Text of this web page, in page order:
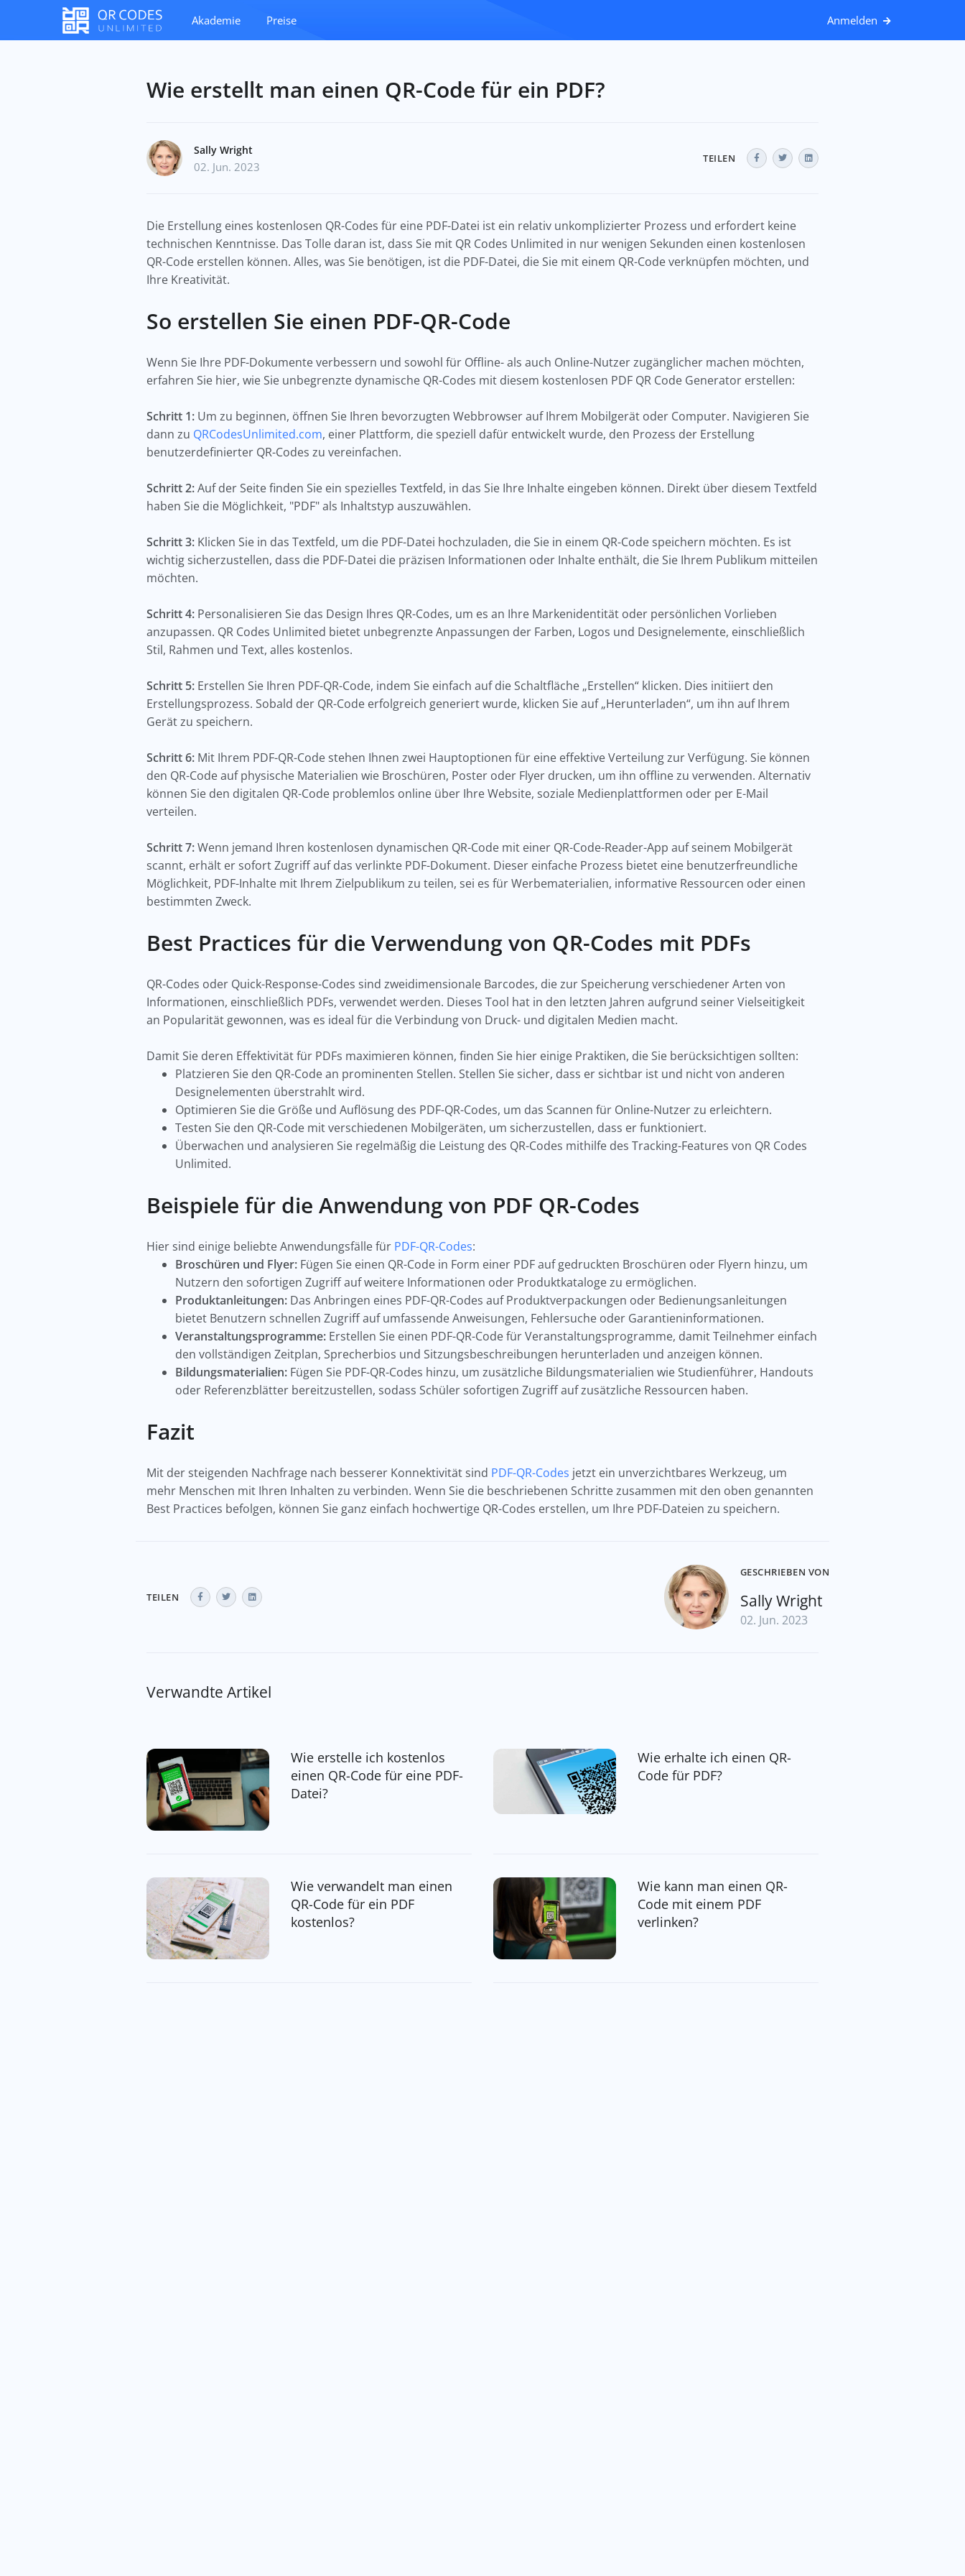
Akademie Preise Anmelden
Wie erstellt man einen QR-Code für ein PDF?
Sally Wright
02. Jun. 2023
TEILEN
Die Erstellung eines kostenlosen QR-Codes für eine PDF-Datei ist ein relativ unkomplizierter Prozess und erfordert keine
technischen Kenntnisse. Das Tolle daran ist, dass Sie mit QR Codes Unlimited in nur wenigen Sekunden einen kostenlosen
QR-Code erstellen können. Alles, was Sie benötigen, ist die PDF-Datei, die Sie mit einem QR-Code verknüpfen möchten, und
Ihre Kreativität.
So erstellen Sie einen PDF-QR-Code
Wenn Sie Ihre PDF-Dokumente verbessern und sowohl für Offline- als auch Online-Nutzer zugänglicher machen möchten,
erfahren Sie hier, wie Sie unbegrenzte dynamische QR-Codes mit diesem kostenlosen PDF QR Code Generator erstellen:
Schritt 1: Um zu beginnen, öffnen Sie Ihren bevorzugten Webbrowser auf Ihrem Mobilgerät oder Computer. Navigieren Sie
dann zu QRCodesUnlimited.com, einer Plattform, die speziell dafür entwickelt wurde, den Prozess der Erstellung
benutzerdefinierter QR-Codes zu vereinfachen.
Schritt 2:Auf der Seite finden Sie ein spezielles Textfeld, in das Sie Ihre Inhalte eingeben können. Direkt über diesem Textfeld
haben Sie die Möglichkeit, "PDF" als Inhaltstyp auszuwählen.
Schritt 3: Klicken Sie in das Textfeld, um die PDF-Datei hochzuladen, die Sie in einem QR-Code speichern möchten. Es ist
wichtig sicherzustellen, dass die PDF-Datei die präzisen Informationen oder Inhalte enthält, die Sie Ihrem Publikum mitteilen
möchten.
Schritt 4: Personalisieren Sie das Design Ihres QR-Codes, um es an Ihre Markenidentität oder persönlichen Vorlieben
anzupassen. QR Codes Unlimited bietet unbegrenzte Anpassungen der Farben, Logos und Designelemente, einschließlich
Stil, Rahmen und Text, alles kostenlos.
Schritt 5: Erstellen Sie Ihren PDF-QR-Code, indem Sie einfach auf die Schaltfläche „Erstellen“ klicken. Dies initiiert den
Erstellungsprozess. Sobald der QR-Code erfolgreich generiert wurde, klicken Sie auf „Herunterladen“, um ihn auf Ihrem
Gerät zu speichern.
Schritt 6: Mit Ihrem PDF-QR-Code stehen Ihnen zwei Hauptoptionen für eine effektive Verteilung zur Verfügung. Sie können
den QR-Code auf physische Materialien wie Broschüren, Poster oder Flyer drucken, um ihn offline zu verwenden. Alternativ
können Sie den digitalen QR-Code problemlos online über Ihre Website, soziale Medienplattformen oder per E-Mail
verteilen.
Schritt 7:Wenn jemand Ihren kostenlosen dynamischen QR-Code mit einer QR-Code-Reader-App auf seinem Mobilgerät
scannt, erhält er sofort Zugriff auf das verlinkte PDF-Dokument. Dieser einfache Prozess bietet eine benutzerfreundliche
Möglichkeit, PDF-Inhalte mit Ihrem Zielpublikum zu teilen, sei es für Werbematerialien, informative Ressourcen oder einen
bestimmten Zweck.
Best Practices für die Verwendung von QR-Codes mit PDFs
QR-Codes oder Quick-Response-Codes sind zweidimensionale Barcodes, die zur Speicherung verschiedener Arten von
Informationen, einschließlich PDFs, verwendet werden. Dieses Tool hat in den letzten Jahren aufgrund seiner Vielseitigkeit
an Popularität gewonnen, was es ideal für die Verbindung von Druck- und digitalen Medien macht.
Damit Sie deren Effektivität für PDFs maximieren können, finden Sie hier einige Praktiken, die Sie berücksichtigen sollten:
Platzieren Sie den QR-Code an prominenten Stellen. Stellen Sie sicher, dass er sichtbar ist und nicht von anderen
Designelementen überstrahlt wird.
Optimieren Sie die Größe und Auflösung des PDF-QR-Codes, um das Scannen für Online-Nutzer zu erleichtern.
Testen Sie den QR-Code mit verschiedenen Mobilgeräten, um sicherzustellen, dass er funktioniert.
Überwachen und analysieren Sie regelmäßig die Leistung des QR-Codes mithilfe des Tracking-Features von QR Codes
Unlimited.
Beispiele für die Anwendung von PDF QR-Codes
Hier sind einige beliebte Anwendungsfälle für PDF-QR-Codes:
Broschüren und Flyer: Fügen Sie einen QR-Code in Form einer PDF auf gedruckten Broschüren oder Flyern hinzu, um
Nutzern den sofortigen Zugriff auf weitere Informationen oder Produktkataloge zu ermöglichen.
Produktanleitungen: Das Anbringen eines PDF-QR-Codes auf Produktverpackungen oder Bedienungsanleitungen
bietet Benutzern schnellen Zugriff auf umfassende Anweisungen, Fehlersuche oder Garantieninformationen.
Veranstaltungsprogramme: Erstellen Sie einen PDF-QR-Code für Veranstaltungsprogramme, damit Teilnehmer einfach
den vollständigen Zeitplan, Sprecherbios und Sitzungsbeschreibungen herunterladen und anzeigen können.
Bildungsmaterialien: Fügen Sie PDF-QR-Codes hinzu, um zusätzliche Bildungsmaterialien wie Studienführer, Handouts
oder Referenzblätter bereitzustellen, sodass Schüler sofortigen Zugriff auf zusätzliche Ressourcen haben.
Fazit
Mit der steigenden Nachfrage nach besserer Konnektivität sind PDF-QR-Codes jetzt ein unverzichtbares Werkzeug, um
mehr Menschen mit Ihren Inhalten zu verbinden. Wenn Sie die beschriebenen Schritte zusammen mit den oben genannten
Best Practices befolgen, können Sie ganz einfach hochwertige QR-Codes erstellen, um Ihre PDF-Dateien zu speichern.
TEILEN
GESCHRIEBEN VON
Sally Wright
02. Jun. 2023
Verwandte Artikel
Wie erstelle ich kostenlos
einen QR-Code für eine PDF-
Datei?
Wie erhalte ich einen QR-
Code für PDF?
Wie verwandelt man einen
QR-Code für ein PDF
kostenlos?
Wie kann man einen QR-
Code mit einem PDF
verlinken?